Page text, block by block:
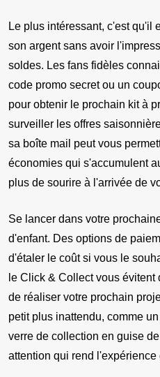
Le plus intéressant, c'est qu'il
son argent sans avoir
soldes. Les fans fidèles
code promo secret ou un
pour obtenir le prochain kit à
surveiller les offres
sa boîte mail peut vous
économies qui s'accumulent
plus de sourire à l'arrivée de
Se lancer dans votre
d'enfant. Des options de
d'étaler le coût si vous le
le Click & Collect vous
de réaliser votre prochain
petit plus inattendu, comme
verre de collection en guise
attention qui rend